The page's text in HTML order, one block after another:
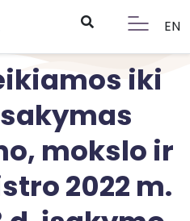
EN
iki
mokslo ir
2022 m.